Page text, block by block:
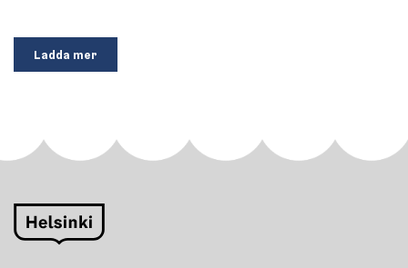
Ladda mer